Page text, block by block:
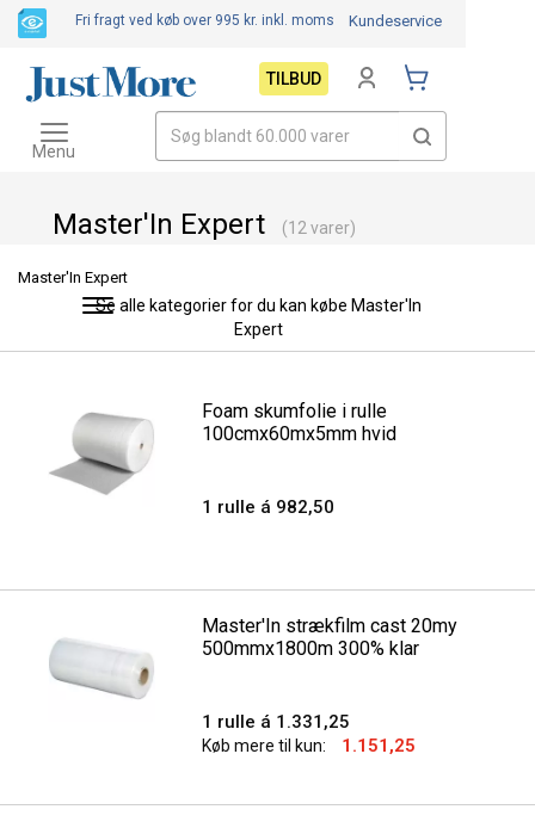
Master'In Expert (12 varer)
Master'In Expert
Se alle kategorier for du kan købe Master'In
Expert
Toggle
Foam skumfolie i rulle
100cmx60mx5mm hvid
1 rulle á 982,50
Master'In strækfilm cast 20my
500mmx1800m 300% klar
1 rulle á 1.331,25
Køb mere til kun: 1.151,25
Fri fragt ved køb over 995 kr. inkl. moms Kundeservice
TILBUD
Toggle
navigation
Menu